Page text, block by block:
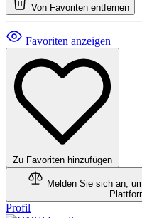
Von Favoriten entfernen
Favoriten anzeigen
Zu Favoriten hinzufügen
Melden Sie sich an,
Profil